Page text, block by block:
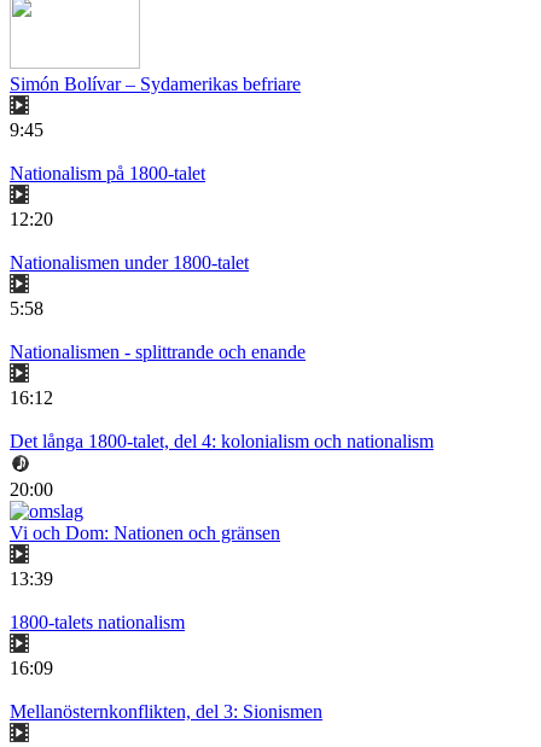
Simón Bolívar – Sydamerikas befriare
9:45
Nationalism på 1800-talet
12:20
Nationalismen under 1800-talet
5:58
Nationalismen - splittrande och enande
16:12
Det långa 1800-talet, del 4: kolonialism och nationalism
20:00
Vi och Dom: Nationen och gränsen
13:39
1800-talets nationalism
16:09
Mellanösternkonflikten, del 3: Sionismen